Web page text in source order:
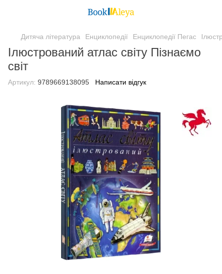
Дитяча література Енциклопедії Енциклопедії Пегас
Ілюстрований атлас світу Пізнаємо
світ
Артикул: 9789669138095 Написати відгук